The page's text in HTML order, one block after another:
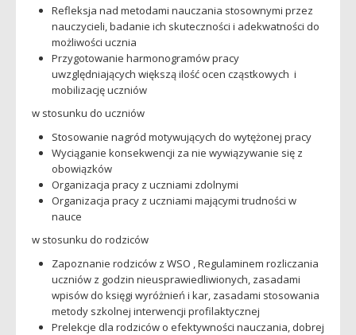
Refleksja nad metodami nauczania stosownymi przez
nauczycieli, badanie ich skuteczności i adekwatności do
możliwości ucznia
Przygotowanie harmonogramów pracy
uwzględniających większą ilość ocen cząstkowych i
mobilizację uczniów
w stosunku do uczniów
Stosowanie nagród motywujących do wytężonej pracy
Wyciąganie konsekwencji za nie wywiązywanie się z
obowiązków
Organizacja pracy z uczniami zdolnymi
Organizacja pracy z uczniami mającymi trudności w
nauce
w stosunku do rodziców
Zapoznanie rodziców z WSO , Regulaminem rozliczania
uczniów z godzin nieusprawiedliwionych, zasadami
wpisów do księgi wyróżnień i kar, zasadami stosowania
metody szkolnej interwencji profilaktycznej
Prelekcje dla rodziców o efektywności nauczania, dobrej